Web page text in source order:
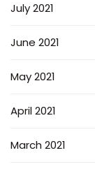
July 2021
June 2021
May 2021
April 2021
March 2021